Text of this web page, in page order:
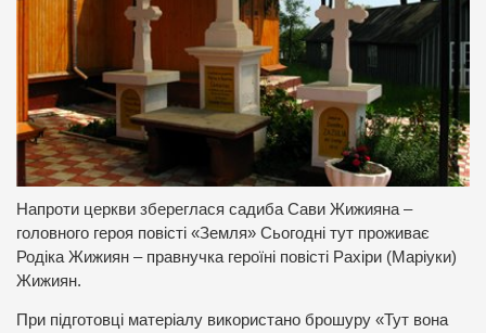
Напроти церкви збереглася садиба Сави Жижияна –
головного героя повісті «Земля» Сьогодні тут проживає
Родіка Жижиян – правнучка героїні повісті Рахіри (Маріуки)
Жижиян.
При підготовці матеріалу використано брошуру «Тут вона